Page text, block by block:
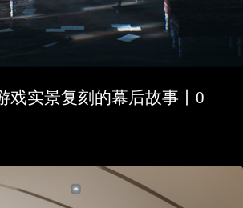
戏实景复刻的幕后故事丨0